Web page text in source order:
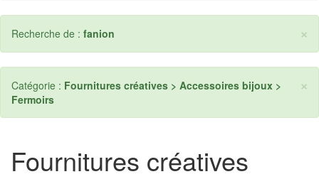
×
Recherche de : fanion
×
Catégorie : Fournitures créatives > Accessoires bijoux >
Fermoirs
Fournitures créatives